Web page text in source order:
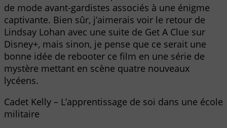
de mode avant-gardistes associés à une énigme
captivante. Bien sûr, j’aimerais voir le retour de
Lindsay Lohan avec une suite de Get A Clue sur
Disney+, mais sinon, je pense que ce serait une
bonne idée de rebooter ce film en une série de
mystère mettant en scène quatre nouveaux
lycéens.
Cadet Kelly – L’apprentissage de soi dans une école
militaire